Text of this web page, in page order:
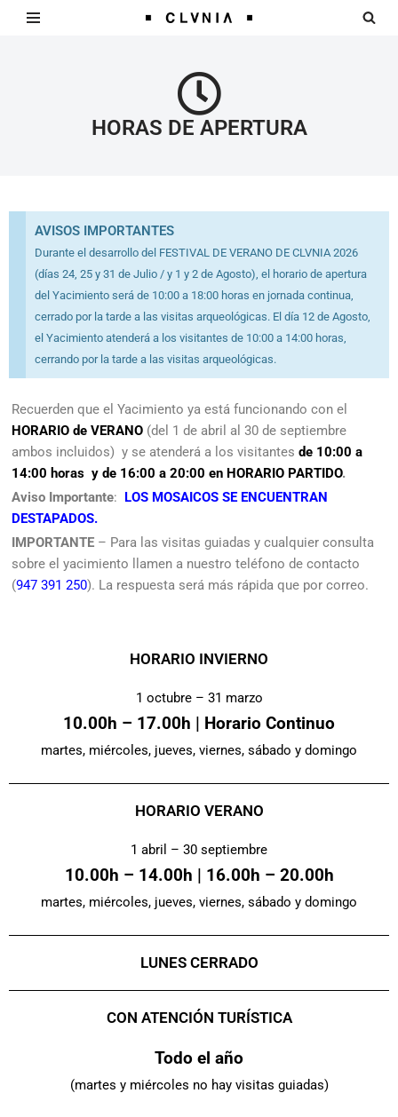
HORAS DE APERTURA
AVISOS IMPORTANTES
Durante el desarrollo del FESTIVAL DE VERANO DE CLVNIA 2026
(días 24, 25 y 31 de Julio / y 1 y 2 de Agosto), el horario de apertura
del Yacimiento será de 10:00 a 18:00 horas en jornada continua,
cerrado por la tarde a las visitas arqueológicas. El día 12 de Agosto,
el Yacimiento atenderá a los visitantes de 10:00 a 14:00 horas,
cerrando por la tarde a las visitas arqueológicas.
Recuerden que el Yacimiento ya está funcionando con el
HORARIO de VERANO (del 1 de abril al 30 de septiembre
ambos incluidos) y se atenderá a los visitantes de 10:00 a
14:00 horas y de 16:00 a 20:00 en HORARIO PARTIDO.
Aviso Importante: LOS MOSAICOS SE ENCUENTRAN
DESTAPADOS.
IMPORTANTE – Para las visitas guiadas y cualquier consulta
sobre el yacimiento llamen a nuestro teléfono de contacto
(947 391 250). La respuesta será más rápida que por correo.
HORARIO INVIERNO
1 octubre – 31 marzo
10.00h – 17.00h | Horario Continuo
martes, miércoles, jueves, viernes, sábado y domingo
HORARIO VERANO
1 abril – 30 septiembre
10.00h – 14.00h | 16.00h – 20.00h
martes, miércoles, jueves, viernes, sábado y domingo
LUNES CERRADO
CON ATENCIÓN TURÍSTICA
Todo el año
(martes y miércoles no hay visitas guiadas)